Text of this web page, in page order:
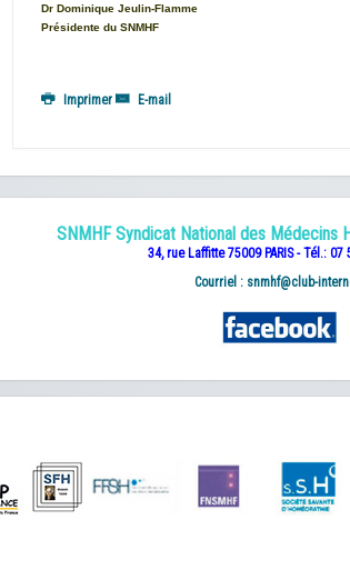
Dr Dominique Jeulin-Flamme
Présidente du SNMHF
Imprimer E-mail
SNMHF Syndicat National des Médecins
34, rue Laffitte 75009 PARIS - Tél.: 07
Courriel : snmhf@club-